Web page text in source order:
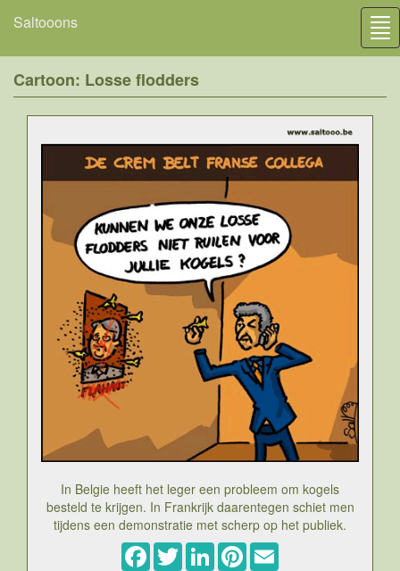
Saltooons
Cartoon: Losse flodders
In Belgie heeft het leger een probleem om kogels
besteld te krijgen. In Frankrijk daarentegen schiet men
tijdens een demonstratie met scherp op het publiek.
Facebook
TwitterLinkedInPinterest